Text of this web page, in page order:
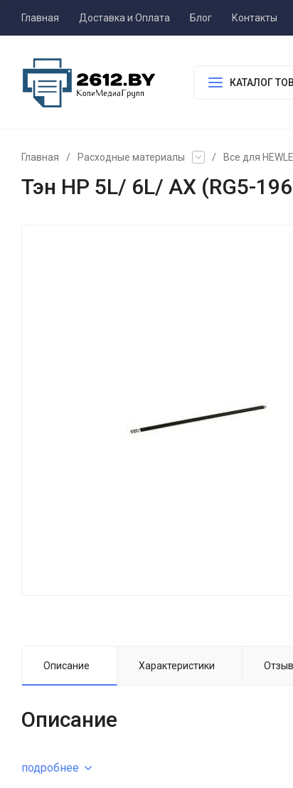
Главная Доставка и Оплата Блог Контакты
КАТАЛОГ
Главная / Расходные материалы / Все для
Тэн НР 5L/ 6L/ AX (RG5-
Описание Характеристики
Описание
подробнее